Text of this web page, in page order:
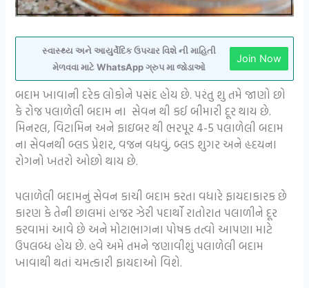
સ્વાસ્થ્ય અને આયુર્વેદિક ઉપચાર વિશે ની માહિતી
મેળવવા માટે WhatsApp ગ્રુપ મા જોડાઓ
Join Now
બદામ ખાવાની દરેક લોકોને પસંદ હોય છે. પરંતુ શુ તમે જાણો છો
કે રોજ પલાળેલી બદામ ના સેવન થી કઈ બીમારી દૂર થાય છે.
મિનરલ, વિટામિન અને ફાઇબર થી ભરપૂર 4-5 પલાળેલી બદામ
ના સેવનથી બ્લડ પ્રેશર, વજન વધવું, બ્લડ શુગર અને હૃદયના
રોગનો ખતરો ઓછો થાય છે.
પલાળેલી બદામનું સેવન કાચી બદામ કરતા વધારે ફાયદાકારક છે
કારણ કે તેની છાલમાં હાજર ઝેરી પદાર્થો રાતોરાત પલાળીને દૂર
કરવામાં આવે છે અને મોટાભાગના પોષક તત્વો આપણા માટે
ઉપલબ્ધ હોય છે. હવે અમે તમને જણાવીશું પલાળેલી બદામ
ખાવાથી થતાં ચમત્કારી ફાયદાઓ વિશે.